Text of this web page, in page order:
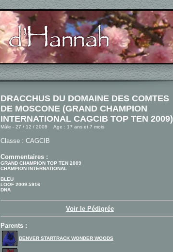
DRACCHUS DU DOMAINE DES COMTES
DE MOSCONE (GRAND CHAMPION
INTERNATIONAL CAGCIB TOP TEN 2009)
Mâle - 27 / 12 / 2008 Age : 17 ans et 7 mois
Classe : CAGCIB
Commentaires :
GRAND CHAMPION TOP TEN 2009
CHAMPION INTERNATIONAL
BLEU
LOOF 2009.5916
DNA
Voir le Pédigrée
Parents :
DENVER STARTRACK WONDER WOODS